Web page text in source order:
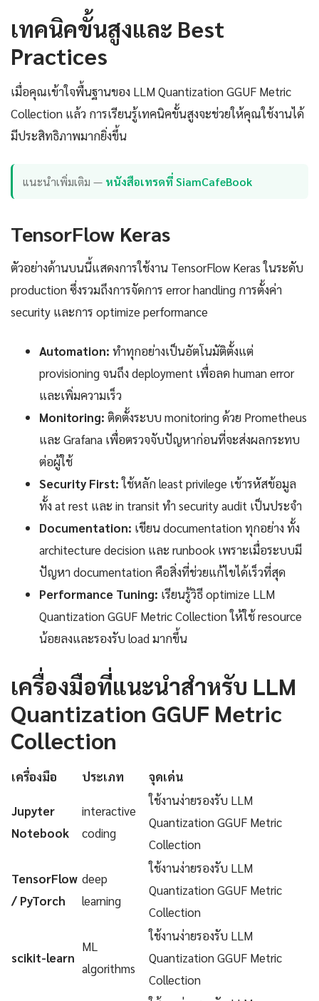
เทคนิคขั้นสูงและ Best
Practices
เมื่อคุณเข้าใจพื้นฐานของ LLM Quantization GGUF Metric
Collection แล้ว การเรียนรู้เทคนิคขั้นสูงจะช่วยให้คุณใช้งานได้
มีประสิทธิภาพมากยิ่งขึ้น
แนะนำเพิ่มเติม — หนังสือเทรดที่ SiamCafeBook
TensorFlow Keras
ตัวอย่างด้านบนนี้แสดงการใช้งาน TensorFlow Keras ในระดับ
production ซึ่งรวมถึงการจัดการ error handling การตั้งค่า
security และการ optimize performance
Automation: ทำทุกอย่างเป็นอัตโนมัติตั้งแต่
provisioning จนถึง deployment เพื่อลด human error
และเพิ่มความเร็ว
Monitoring: ติดตั้งระบบ monitoring ด้วย Prometheus
และ Grafana เพื่อตรวจจับปัญหาก่อนที่จะส่งผลกระทบ
ต่อผู้ใช้
Security First:ใช้หลัก least privilege เข้ารหัสข้อมูล
ทั้ง at rest และ in transit ทำ security audit เป็นประจำ
Documentation: เขียน documentation ทุกอย่าง ทั้ง
architecture decision และ runbook เพราะเมื่อระบบมี
ปัญหา documentation คือสิ่งที่ช่วยแก้ไขได้เร็วที่สุด
Performance Tuning: เรียนรู้วิธี optimize LLM
Quantization GGUF Metric Collection ให้ใช้ resource
น้อยลงและรองรับ load มากขึ้น
เครื่องมือที่แนะนำสำหรับ LLM
Quantization GGUF Metric
Collection
เครื่องมือ ประเภท จุดเด่น
Jupyter
Notebook
interactive
coding
ใช้งานง่ายรองรับ LLM
Quantization GGUF Metric
Collection
TensorFlow
/ PyTorch
deep
learning
ใช้งานง่ายรองรับ LLM
Quantization GGUF Metric
Collection
scikit-learn
ML
algorithms
ใช้งานง่ายรองรับ LLM
Quantization GGUF Metric
Collection